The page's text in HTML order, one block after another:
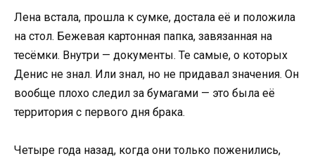
Лена встала, прошла к сумке, достала её и положила
на стол. Бежевая картонная папка, завязанная на
тесёмки. Внутри — документы. Те самые, о которых
Денис не знал. Или знал, но не придавал значения. Он
вообще плохо следил за бумагами — это была её
территория с первого дня брака.
Четыре года назад, когда они только поженились,